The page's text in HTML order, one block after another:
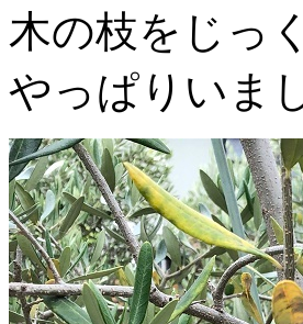
木の枝をじっ
やっぱりいま